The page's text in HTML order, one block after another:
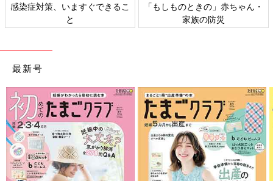
初回公開日 2019/09/23
育児中におススメのアプリ
感染症対策、いますぐできるこ
と
「もしものときの」赤ちゃん・
家族の防災
最新号